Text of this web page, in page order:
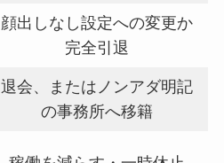
顔出しなし設定への変更か
完全引退
退会、またはノンアダ明記
の事務所へ移籍